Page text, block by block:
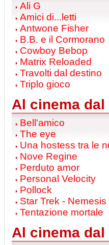
Ali G
Amici di...letti
Antwone Fisher
B.B. e il Cormorano
Cowboy Bebop
Matrix Reloaded
Travolti dal destino
Triplo gioco
Al cinema dal
Bell'amico
The eye
Una hostess tra le
Nove Regine
Perduto amor
Personal Velocity
Pollock
Star Trek - Nemesis
Tentazione mortale
Al cinema dal